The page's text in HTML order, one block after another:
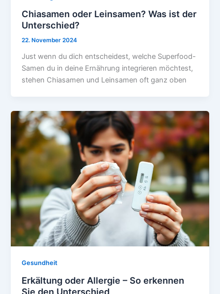
Chiasamen oder Leinsamen? Was ist der
Unterschied?
22. November 2024
Just wenn du dich entscheidest, welche Superfood-
Samen du in deine Ernährung integrieren möchtest,
stehen Chiasamen und Leinsamen oft ganz oben
Gesundheit
Erkältung oder Allergie – So erkennen
Sie den Unterschied